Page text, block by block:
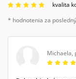
kvalita
* hodnotenia za
Michaela,